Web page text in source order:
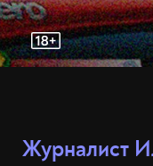
Журналист